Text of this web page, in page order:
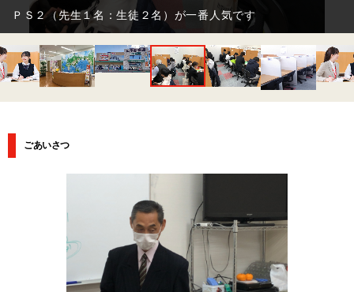
ＰＳ２（先生１名：生徒２名）が一番人気です
ごあいさつ